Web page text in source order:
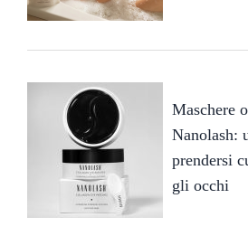
Maschere
Nanolash:
prendersi
gli occhi